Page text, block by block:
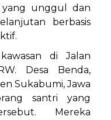
yang unggul dan
berbasis
di Jalan
Desa Benda,
Sukabumi, Jawa
santri yang
Mereka